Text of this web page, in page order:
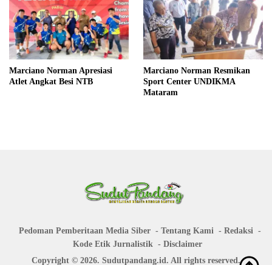
Marciano Norman Apresiasi
Atlet Angkat Besi NTB
Marciano Norman Resmikan
Sport Center UNDIKMA
Mataram
Pedoman Pemberitaan Media Siber Tentang Kami
Redaksi
Kode Etik Jurnalistik
Disclaimer
Copyright © 2026. Sudutpandang.id. All rights reserved.